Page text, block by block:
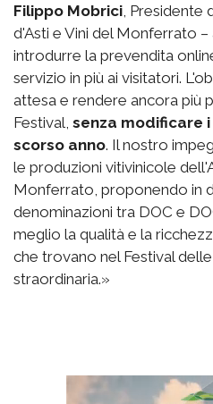
Filippo Mobrici ,
d'Asti e Vini del Monferrato
introdurre la prevendita
servizio in più ai visitatori.
attesa e rendere ancora più
Festival, senza modificare
scorso anno. Il nostro
le produzioni vitivinicole
Monferrato, proponendo in
denominazioni tra DOC e
meglio la qualità e la
che trovano nel Festival
straordinaria.»